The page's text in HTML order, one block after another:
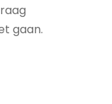
gaan.